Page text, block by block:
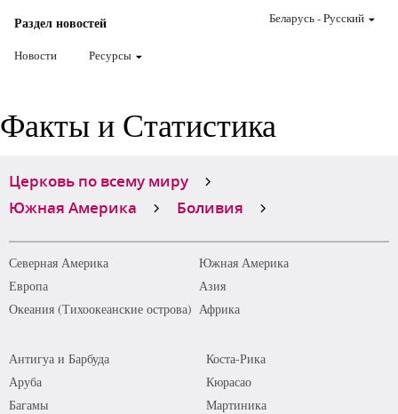
Раздел новостей
Новости Ресурсы
Беларусь-Pусский
Факты и Статистика
Церковь по всему миру
Южная Америка
Боливия
Северная Америка
Южная Америка
Европа
Азия
Океания (Тихоокеанские острова) Африка
Антигуа и Барбуда
Аруба
Багамы
Коста-Рика
Кюрасао
Мартиника